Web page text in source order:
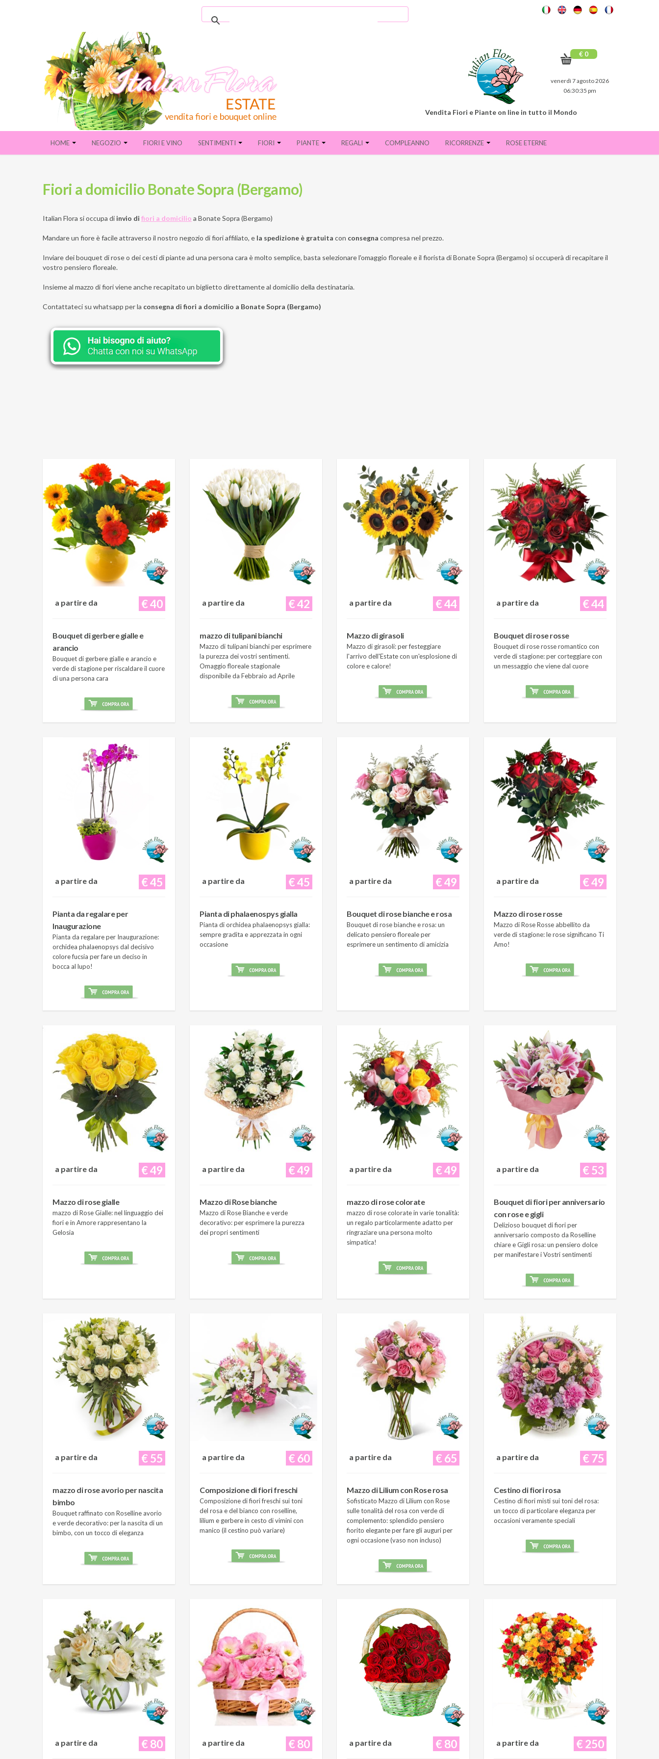
€ 0
venerdì 7 agosto 2026
06:30:36 pm
Vendita Fiori e Piante on line in tutto il Mondo
HOME NEGOZIO FIORI E VINO SENTIMENTI FIORI PIANTE REGALI COMPLEANNO RICORRENZE ROSE ETERNE
Fiori a domicilio Bonate Sopra (Bergamo)
Italian Flora si occupa di invio di fiori a domicilio a Bonate Sopra (Bergamo)
Mandare un fiore è facile attraverso il nostro negozio di fiori affiliato, e la spedizione è gratuita con consegna compresa nel prezzo.
Inviare dei bouquet di rose o dei cesti di piante ad una persona cara è molto semplice, basta selezionare l'omaggio floreale e il fiorista di Bonate Sopra (Bergamo) si occuperà di recapitare il
vostro pensiero floreale.
Insieme al mazzo di fiori viene anche recapitato un biglietto direttamente al domicilio della destinataria.
Contattateci su whatsapp per la consegna di fiori a domicilio a Bonate Sopra (Bergamo)
€ 40
a partire da
Bouquet di gerbere gialle e
arancio
Bouquet di gerbere gialle e arancio e
verde di stagione per riscaldare il cuore
di una persona cara
€ 42
a partire da
mazzo di tulipani bianchi
Mazzo di tulipani bianchi per esprimere
la purezza dei vostri sentimenti.
Omaggio floreale stagionale
disponibile da Febbraio ad Aprile
€ 44
a partire da
Mazzo di girasoli
Mazzo di girasoli: per festeggiare
l'arrivo dell'Estate con un'esplosione di
colore e calore!
€ 44
a partire da
Bouquet di rose rosse
Bouquet di rose rosse romantico con
verde di stagione: per corteggiare con
un messaggio che viene dal cuore
€ 45
a partire da
Pianta da regalare per
Inaugurazione
Pianta da regalare per Inaugurazione:
orchidea phalaenopsys dal decisivo
colore fucsia per fare un deciso in
bocca al lupo!
€ 45
a partire da
Pianta di phalaenospys gialla
Pianta di orchidea phalaenopsys gialla:
sempre gradita e apprezzata in ogni
occasione
€ 49
a partire da
Bouquet di rose bianche e rosa
Bouquet di rose bianche e rosa: un
delicato pensiero floreale per
esprimere un sentimento di amicizia
€ 49
a partire da
Mazzo di rose rosse
Mazzo di Rose Rosse abbellito da
verde di stagione: le rose significano Ti
Amo!
€ 49
a partire da
Mazzo di rose gialle
mazzo di Rose Gialle: nel linguaggio dei
fiori e in Amore rappresentano la
Gelosia
€ 49
a partire da
Mazzo di Rose bianche
Mazzo di Rose Bianche e verde
decorativo: per esprimere la purezza
dei propri sentimenti
€ 49
a partire da
mazzo di rose colorate
mazzo di rose colorate in varie tonalità:
un regalo particolarmente adatto per
ringraziare una persona molto
simpatica!
€ 53
a partire da
Bouquet di fiori per anniversario
con rose e gigli
Delizioso bouquet di fiori per
anniversario composto da Roselline
chiare e Gigli rosa: un pensiero dolce
per manifestare i Vostri sentimenti
€ 55
a partire da
mazzo di rose avorio per nascita
bimbo
Bouquet raffinato con Roselline avorio
e verde decorativo: per la nascita di un
bimbo, con un tocco di eleganza
€ 60
a partire da
Composizione di fiori freschi
Composizione di fiori freschi sui toni
del rosa e del bianco con roselline,
lilium e gerbere in cesto di vimini con
manico (il cestino può variare)
€ 65
a partire da
Mazzo di Lilium con Rose rosa
Sofisticato Mazzo di Lilium con Rose
sulle tonalità del rosa con verde di
complemento: splendido pensiero
fiorito elegante per fare gli auguri per
ogni occasione (vaso non incluso)
€ 75
a partire da
Cestino di fiori rosa
Cestino di fiori misti sui toni del rosa:
un tocco di particolare eleganza per
occasioni veramente speciali
€ 80
a partire da € 80
a partire da € 80
a partire da € 250
a partire da